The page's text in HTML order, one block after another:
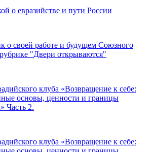
о евразийстве и пути России
о своей работе и будущем Союзного
рубрике "Двери открываются"
клуба «Возвращение к себе:
основы, ценности и границы
Часть 2.
клуба «Возвращение к себе: